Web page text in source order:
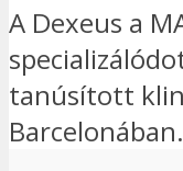
A Dexeus a
tanúsított